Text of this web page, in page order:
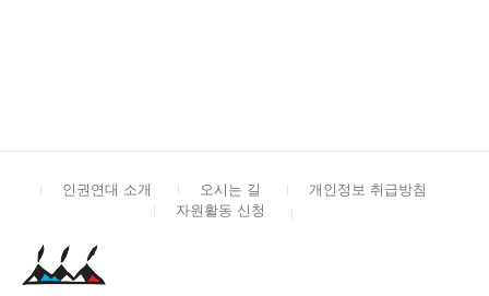
인권연대 소개 오시는 길
개인정보 취급방침
자원활동 신청